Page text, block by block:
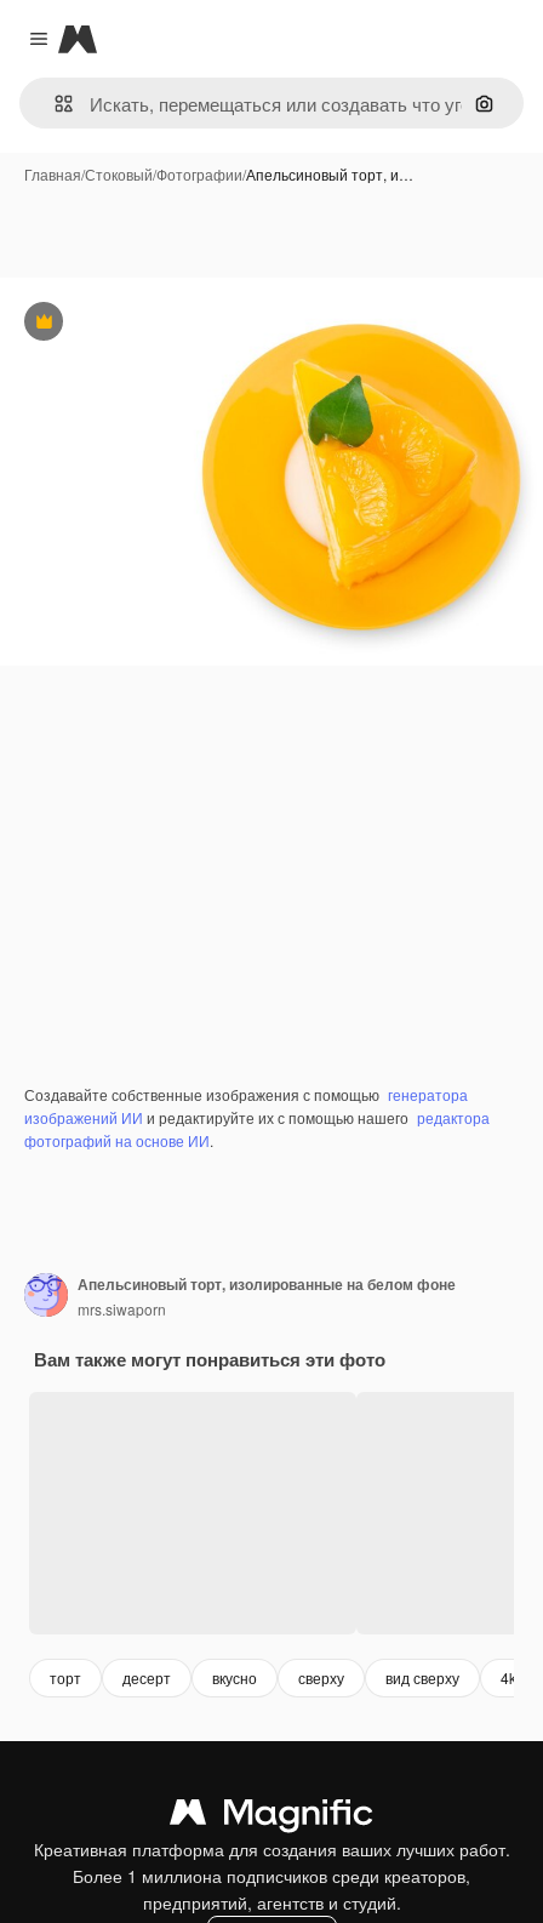
Close menu
Magnific
Поиск
Главная/Стоковый/Фотографии/Апельсиновый торт, и…
Премиум
Создавайте собственные изображения с помощью генератора
изображений ИИ и редактируйте их с помощью нашего редактора
фотографий на основе ИИ.
Апельсиновый торт, изолированные на белом фоне
mrs.siwaporn
Вам также могут понравиться эти фото
торт десерт вкусно сверху вид сверху 4k
Креативная платформа для создания ваших лучших работ.
Более 1 миллиона подписчиков среди креаторов,
предприятий, агентств и студий.